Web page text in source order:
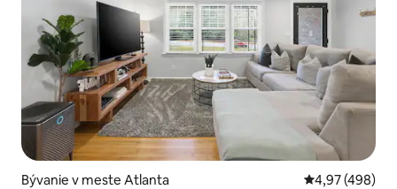
Bývanie v meste Atlanta Priemerné
4,97 (498)